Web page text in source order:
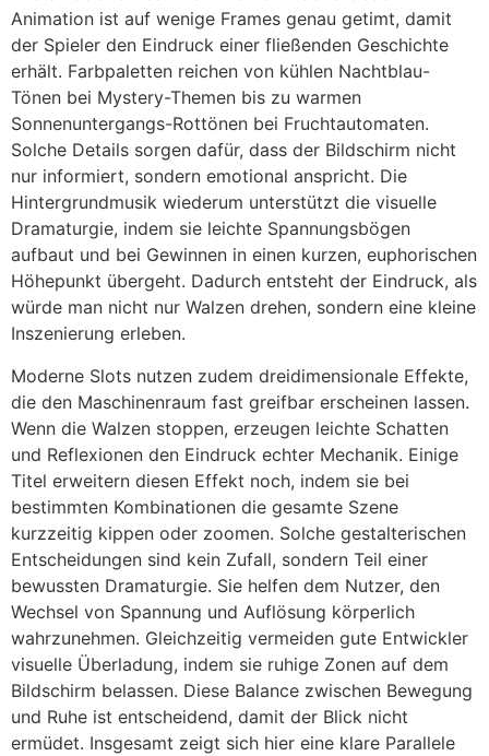
Animation ist auf wenige Frames genau getimt, damit
der Spieler den Eindruck einer fließenden Geschichte
erhält. Farbpaletten reichen von kühlen Nachtblau-
Tönen bei Mystery-Themen bis zu warmen
Sonnenuntergangs-Rottönen bei Fruchtautomaten.
Solche Details sorgen dafür, dass der Bildschirm nicht
nur informiert, sondern emotional anspricht. Die
Hintergrundmusik wiederum unterstützt die visuelle
Dramaturgie, indem sie leichte Spannungsbögen
aufbaut und bei Gewinnen in einen kurzen, euphorischen
Höhepunkt übergeht. Dadurch entsteht der Eindruck, als
würde man nicht nur Walzen drehen, sondern eine kleine
Inszenierung erleben.
Moderne Slots nutzen zudem dreidimensionale Effekte,
die den Maschinenraum fast greifbar erscheinen lassen.
Wenn die Walzen stoppen, erzeugen leichte Schatten
und Reflexionen den Eindruck echter Mechanik. Einige
Titel erweitern diesen Effekt noch, indem sie bei
bestimmten Kombinationen die gesamte Szene
kurzzeitig kippen oder zoomen. Solche gestalterischen
Entscheidungen sind kein Zufall, sondern Teil einer
bewussten Dramaturgie. Sie helfen dem Nutzer, den
Wechsel von Spannung und Auflösung körperlich
wahrzunehmen. Gleichzeitig vermeiden gute Entwickler
visuelle Überladung, indem sie ruhige Zonen auf dem
Bildschirm belassen. Diese Balance zwischen Bewegung
und Ruhe ist entscheidend, damit der Blick nicht
ermüdet. Insgesamt zeigt sich hier eine klare Parallele